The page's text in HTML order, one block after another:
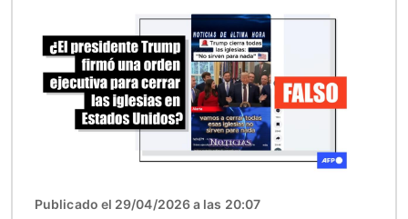
Publicado el 29/04/2026 a las 20:07